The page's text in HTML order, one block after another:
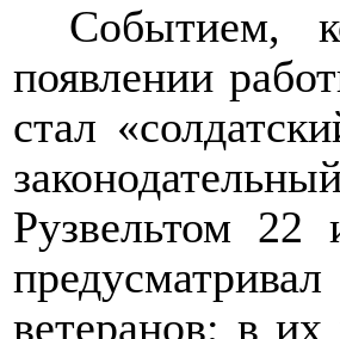
Событием,
появлении
стал
Рузвельтом
ветеранов; в